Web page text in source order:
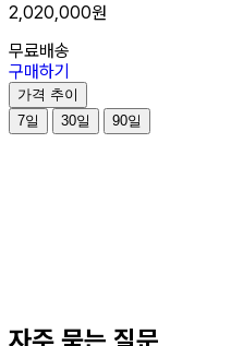
2,020,000원
무료배송
구매하기
가격 추이
7일
30일 90일
자주 묻는 질문